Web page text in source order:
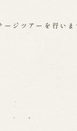
ジツアーを行いま